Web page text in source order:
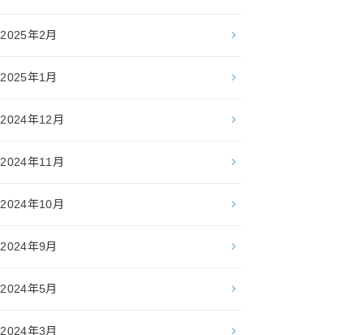
2025年2月
2025年1月
2024年12月
2024年11月
2024年10月
2024年9月
2024年5月
2024年3月